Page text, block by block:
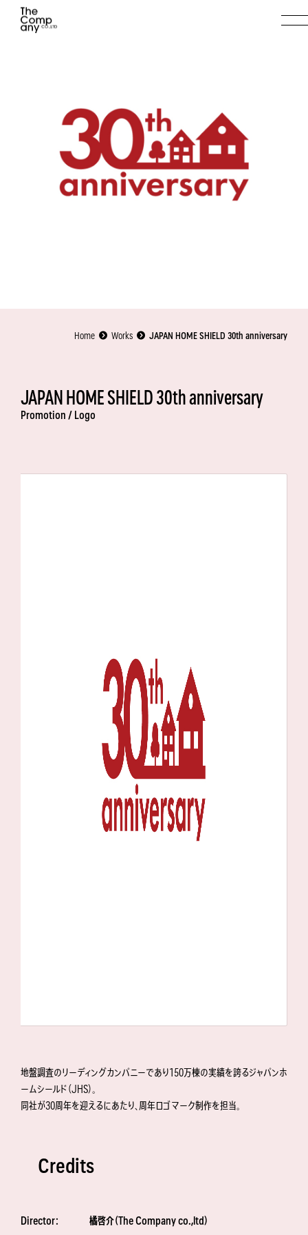
Home Works JAPAN HOME SHIELD 30th anniversary
JAPAN HOME SHIELD 30th anniversary
Promotion / Logo
地盤調査のリーディングカンパニーであり150万棟の実績を誇るジャパンホ
ームシールド（JHS）。
同社が30周年を迎えるにあたり、周年ロゴマーク制作を担当。
Credits
Director： 橘啓介（The Company co.,ltd）